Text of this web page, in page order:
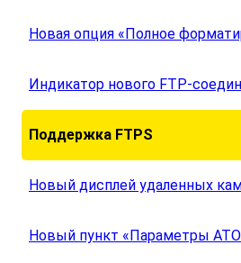
Новая опция «Полное
Индикатор нового FTP-
Поддержка FTPS
Новый дисплей удаленных
Новый пункт «Параметры